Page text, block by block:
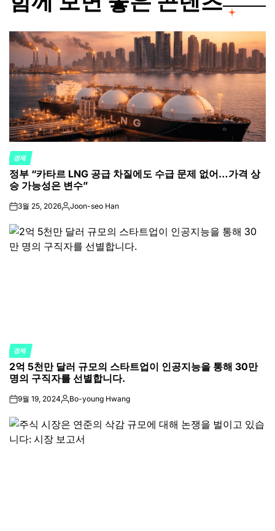
POSTED
IN
경제
정부 “카타르 LNG 공급 차질에도 수급 문제 없어…가격 상
승 가능성은 변수”
on3월 25, 2026Posted
Joon-seo Han
POSTED
IN
경제
2억 5천만 달러 규모의 스타트업이 인공지능을 통해 30만
명의 구직자를 선별합니다.
on9월 19, 2024Posted
Bo-young Hwang